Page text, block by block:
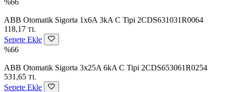
ABB Otomatik Sigorta 1x6A 3kA C Tipi 2CDS631031R0064
118,17 TL
Sepete Ekle
%66
ABB Otomatik Sigorta 3x25A 6kA C Tipi 2CDS653061R0254
531,65 TL
Sepete Ekle